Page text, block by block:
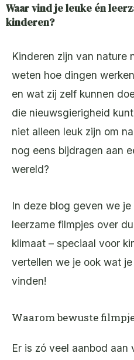
Waar vind je leuke én
kinderen?
Kinderen zijn van nature
weten hoe dingen
en wat zij zelf kunnen
die nieuwsgierigheid
niet alleen leuk zijn om
nog eens bijdragen aan
wereld?
In deze blog geven we
leerzame filmpjes over
klimaat – speciaal voor
vertellen we je ook wat je
vinden!
Waarom bewuste
Er is zó veel aanbod aan